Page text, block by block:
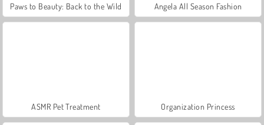
Paws to Beauty: Back to the Wild Angela All Season Fashion
ASMR Pet Treatment Organization Princess